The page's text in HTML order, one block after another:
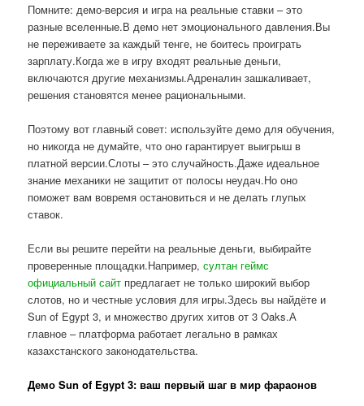
Помните: демо-версия и игра на реальные ставки – это
разные вселенные.В демо нет эмоционального давления.Вы
не переживаете за каждый тенге, не боитесь проиграть
зарплату.Когда же в игру входят реальные деньги,
включаются другие механизмы.Адреналин зашкаливает,
решения становятся менее рациональными.
Поэтому вот главный совет: используйте демо для обучения,
но никогда не думайте, что оно гарантирует выигрыш в
платной версии.Слоты – это случайность.Даже идеальное
знание механики не защитит от полосы неудач.Но оно
поможет вам вовремя остановиться и не делать глупых
ставок.
Если вы решите перейти на реальные деньги, выбирайте
проверенные площадки.Например,султан геймс
официальный сайт предлагает не только широкий выбор
слотов, но и честные условия для игры.Здесь вы найдёте и
Sun of Egypt 3, и множество других хитов от 3 Oaks.А
главное – платформа работает легально в рамках
казахстанского законодательства.
Демо Sun of Egypt 3: ваш первый шаг в мир фараонов